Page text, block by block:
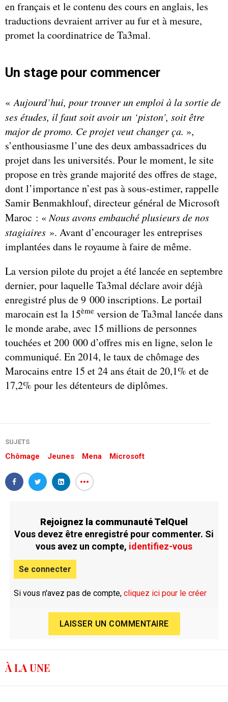
en français et le contenu des cours en anglais, les
traductions devraient arriver au fur et à mesure,
promet la coordinatrice de Ta3mal.
Un stage pour commencer
«Aujourd’hui, pour trouver un emploi à la sortie de
ses études, il faut soit avoir un ‘piston’, soit être
major de promo. Ce projet veut changer ça. »,
s’enthousiasme l’une des deux ambassadrices du
projet dans les universités. Pour le moment, le site
propose en très grande majorité des offres de stage,
dont l’importance n’est pas à sous-estimer, rappelle
Samir Benmakhlouf, directeur général de Microsoft
Maroc : «Nous avons embauché plusieurs de nos
stagiaires ». Avant d’encourager les entreprises
implantées dans le royaume à faire de même.
La version pilote du projet a été lancée en septembre
dernier, pour laquelle Ta3mal déclare avoir déjà
enregistré plus de 9 000 inscriptions. Le portail
marocain est la 15ème version de Ta3mal lancée dans
le monde arabe, avec 15 millions de personnes
touchées et 200 000 d’offres mis en ligne, selon le
communiqué. En 2014, le taux de chômage des
Marocains entre 15 et 24 ans était de 20,1% et de
17,2% pour les détenteurs de diplômes.
SUJETS
Chômage Jeunes Mena Microsoft
Rejoignez la communauté TelQuel
Vous devez être enregistré pour commenter. Si
vous avez un compte, identifiez-vous
Se connecter
Si vous n'avez pas de compte, cliquez ici pour le créer
LAISSER UN COMMENTAIRE
À LA UNE